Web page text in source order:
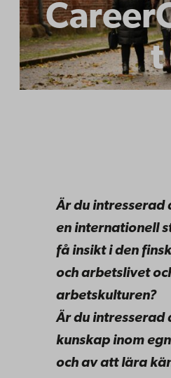
t
Är du intresserad
en internationell
få insikt i den
och arbetslivet
arbetskulturen?
Är du intresserad
kunskap inom
och av att lära